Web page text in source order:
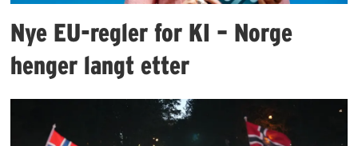
Nye EU-regler for KI – Norge
henger langt etter